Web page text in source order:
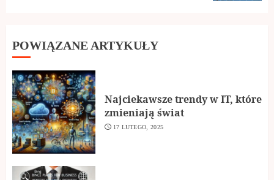
POWIĄZANE ARTYKUŁY
Najciekawsze trendy w IT, które
zmieniają świat
17 LUTEGO, 2025